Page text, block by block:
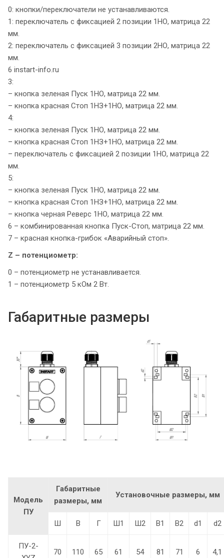
0: кнопки/переключатели не устанавливаются.
1: переключатель с фиксацией 2 позиции 1НО, матрица 22
мм.
2: переключатель с фиксацией 3 позиции 2НО, матрица 22
мм.
6 instart-info.ru
3:
– кнопка зеленая Пуск 1НО, матрица 22 мм.
– кнопка красная Стоп 1НЗ+1НО, матрица 22 мм.
4:
– кнопка зеленая Пуск 1НО, матрица 22 мм.
– кнопка красная Стоп 1НЗ+1НО, матрица 22 мм.
– переключатель с фиксацией 2 позиции 1НО, матрица 22
мм.
5:
– кнопка зеленая Пуск 1НО, матрица 22 мм.
– кнопка красная Стоп 1НЗ+1НО, матрица 22 мм.
– кнопка черная Реверс 1НО, матрица 22 мм.
6 – комбинированная кнопка Пуск-Стоп, матрица 22 мм.
7 – красная кнопка-грибок «Аварийный стоп».
Z – потенциометр:
0 – потенциометр не устанавливается.
1 – потенциометр 5 кОм 2 Вт.
Габаритные размеры
Модель
ПУ
Габаритные
размеры, мм
Установочные размеры, мм
Ш В Г Ш1 Ш2 В1 В2 d1 d2
ПУ-2-
70 110 65 61 54 81 71 6 4,1